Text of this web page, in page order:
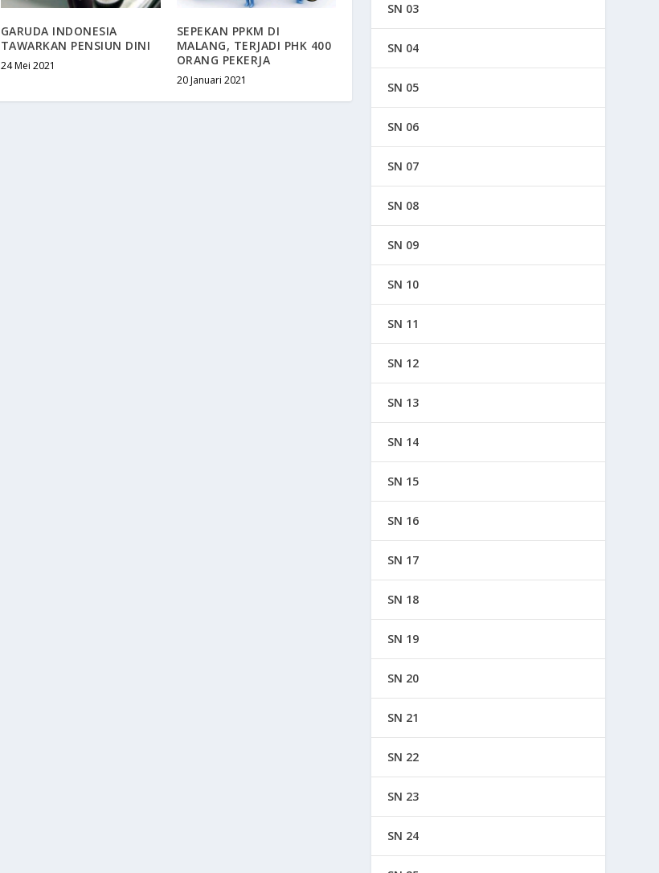
GARUDA INDONESIA
TAWARKAN PENSIUN DINI
24 Mei 2021
SEPEKAN PPKM DI
MALANG, TERJADI PHK 400
ORANG PEKERJA
20 Januari 2021
SN 03
SN 04
SN 05
SN 06
SN 07
SN 08
SN 09
SN 10
SN 11
SN 12
SN 13
SN 14
SN 15
SN 16
SN 17
SN 18
SN 19
SN 20
SN 21
SN 22
SN 23
SN 24